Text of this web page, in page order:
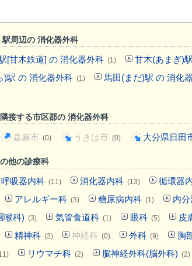
周辺の 消化器外科
[甘木鉄道] の 消化器外科 (1) 甘木(あまぎ)
)駅 の 消化器外科 (1) 馬田(まだ)駅 の 消化
接する市区郡の 消化器外科
嘉麻市 (0) うきは市 (0) 大分県日田
他の診療科
呼吸器内科 (11) 消化器内科 (13) 循環器
アレルギー科 (3) 糖尿病内科 (1) 内
喉科) (3) 気管食道科 (1) 眼科 (5) 皮
精神科 (3) 神経科 (0) 外科 (9) 胸
リウマチ科 (2) 脳神経外科(脳外科) (2)